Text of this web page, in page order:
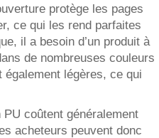
protège les pages
ce qui les rend parfaites
il a besoin d’un produit à
de nombreuses couleurs
légères, ce qui
coûtent généralement
acheteurs peuvent donc